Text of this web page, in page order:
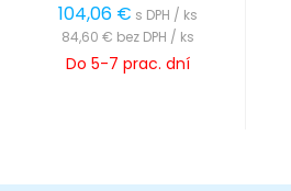
104,06 € s DPH / ks
84,60 € bez DPH / ks
Do 5-7 prac. dní